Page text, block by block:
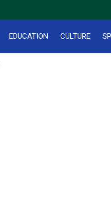
EDUCATION CULTURE